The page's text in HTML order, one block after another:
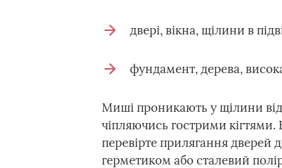
двері, вікна, щілини в
фундамент, дерева,
Миші проникають у щілини
чіпляючись гострими
перевірте прилягання дверей
герметиком або сталевий